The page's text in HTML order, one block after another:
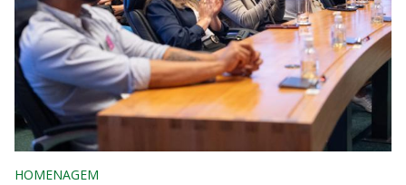
HOMENAGEM